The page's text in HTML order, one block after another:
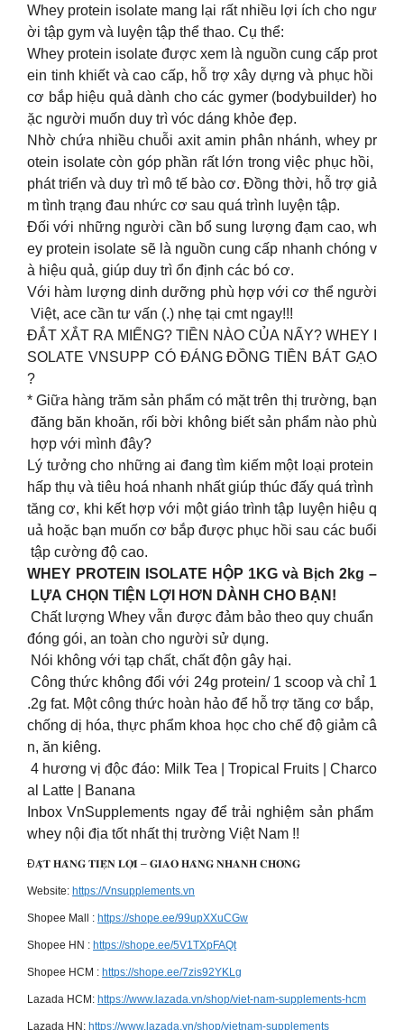
Whey protein isolate mang lại rất nhiều lợi ích cho ngư
ời tập gym và luyện tập thể thao. Cụ thể:
Whey protein isolate được xem là nguồn cung cấp prot
ein tinh khiết và cao cấp, hỗ trợ xây dựng và phục hồi
cơ bắp hiệu quả dành cho các gymer (bodybuilder) ho
ặc người muốn duy trì vóc dáng khỏe đẹp.
Nhờ chứa nhiều chuỗi axit amin phân nhánh, whey pr
otein isolate còn góp phần rất lớn trong việc phục hồi,
phát triển và duy trì mô tế bào cơ. Đồng thời, hỗ trợ giả
m tình trạng đau nhức cơ sau quá trình luyện tập.
Đối với những người cần bổ sung lượng đạm cao, wh
ey protein isolate sẽ là nguồn cung cấp nhanh chóng v
à hiệu quả, giúp duy trì ổn định các bó cơ.
Với hàm lượng dinh dưỡng phù hợp với cơ thể người
Việt, ace cần tư vấn (.) nhẹ tại cmt ngay!!!
ĐẮT XẮT RA MIẾNG? TIỀN NÀO CỦA NẤY? WHEY I
SOLATE VNSUPP CÓ ĐÁNG ĐỒNG TIỀN BÁT GẠO
?
* Giữa hàng trăm sản phẩm có mặt trên thị trường, bạn
đăng băn khoăn, rối bời không biết sản phẩm nào phù
hợp với mình đây?
Lý tưởng cho những ai đang tìm kiếm một loại protein
hấp thụ và tiêu hoá nhanh nhất giúp thúc đấy quá trình
tăng cơ, khi kết hợp với một giáo trình tập luyện hiệu q
uả hoặc bạn muốn cơ bắp được phục hồi sau các buổi
tập cường độ cao.
WHEY PROTEIN ISOLATE HỘP 1KG và Bịch 2kg –
LỰA CHỌN TIỆN LỢI HƠN DÀNH CHO BẠN!
Chất lượng Whey vẫn được đảm bảo theo quy chuẩn
đóng gói, an toàn cho người sử dụng.
Nói không với tạp chất, chất độn gây hại.
Công thức không đổi với 24g protein/ 1 scoop và chỉ 1
.2g fat. Một công thức hoàn hảo để hỗ trợ tăng cơ bắp,
chống dị hóa, thực phẩm khoa học cho chế độ giảm câ
n, ăn kiêng.
4 hương vị độc đáo: Milk Tea | Tropical Fruits | Charco
al Latte | Banana
Inbox VnSupplements ngay để trải nghiệm sản phẩm
whey nội địa tốt nhất thị trường Việt Nam !!
Đ𝐀̣̆𝐓 𝐇𝐀̀𝐍𝐆 𝐓𝐈𝐄̣̂𝐍 𝐋𝐎̛̣𝐈 – 𝐆𝐈𝐀𝐎 𝐇𝐀̀𝐍𝐆 𝐍𝐇𝐀𝐍𝐇 𝐂𝐇𝐎́𝐍𝐆
Website: https://Vnsupplements.vn
Shopee Mall : https://shope.ee/99upXXuCGw
Shopee HN : https://shope.ee/5V1TXpFAQt
Shopee HCM : https://shope.ee/7zis92YKLg
Lazada HCM: https://www.lazada.vn/shop/viet-nam-supplements-hcm
Lazada HN: https://www.lazada.vn/shop/vietnam-supplements